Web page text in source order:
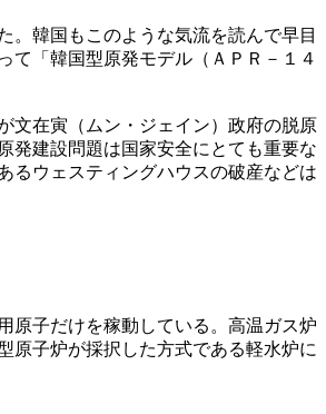
。韓国もこのような気流を読んで早目
て「韓国型原発モデル（ＡＰＲ－１４
文在寅（ムン・ジェイン）政府の脱原
発建設問題は国家安全にとても重要な
るウェスティングハウスの破産などは
原子だけを稼動している。高温ガス炉
原子炉が採択した方式である軽水炉に